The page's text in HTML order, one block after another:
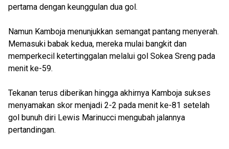
pertama dengan keunggulan dua gol.
Namun Kamboja menunjukkan semangat pantang menyerah.
Memasuki babak kedua, mereka mulai bangkit dan
memperkecil ketertinggalan melalui gol Sokea Sreng pada
menit ke-59.
Tekanan terus diberikan hingga akhirnya Kamboja sukses
menyamakan skor menjadi 2-2 pada menit ke-81 setelah
gol bunuh diri Lewis Marinucci mengubah jalannya
pertandingan.